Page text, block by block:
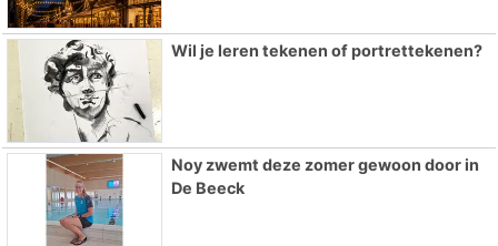
Wil je leren tekenen of portrettekenen?
Noy zwemt deze zomer gewoon door in
De Beeck